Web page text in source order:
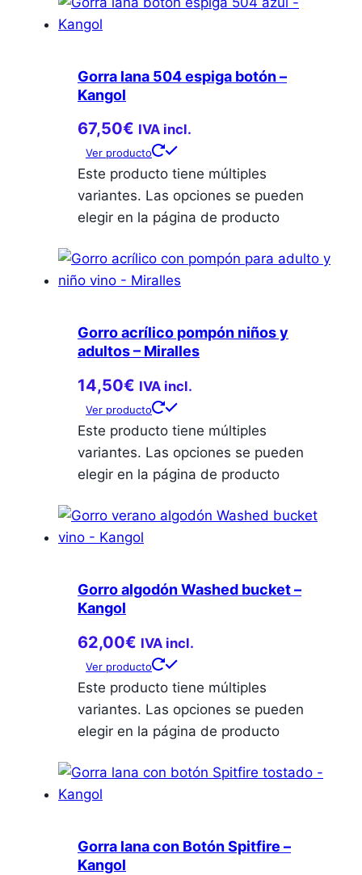
Gorra lana 504 espiga botón –
Kangol
67,50€ IVA incl.
Ver producto
Este producto tiene múltiples
variantes. Las opciones se pueden
elegir en la página de producto
Gorro acrílico pompón niños y
adultos – Miralles
14,50€ IVA incl.
Ver producto
Este producto tiene múltiples
variantes. Las opciones se pueden
elegir en la página de producto
Gorro algodón Washed bucket –
Kangol
62,00€ IVA incl.
Ver producto
Este producto tiene múltiples
variantes. Las opciones se pueden
elegir en la página de producto
Gorra lana con Botón Spitfire –
Kangol